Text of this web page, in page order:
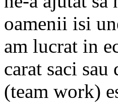
oamenii isi
am lucrat in
carat saci
(team work)